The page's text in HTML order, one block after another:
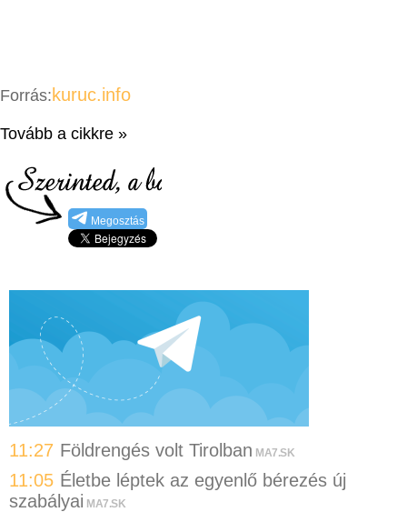
Forrás: kuruc.info
Tovább a cikkre »
Megosztás
11:27 Földrengés volt Tirolban MA7.SK
11:05 Életbe léptek az egyenlő bérezés új
szabályai MA7.SK